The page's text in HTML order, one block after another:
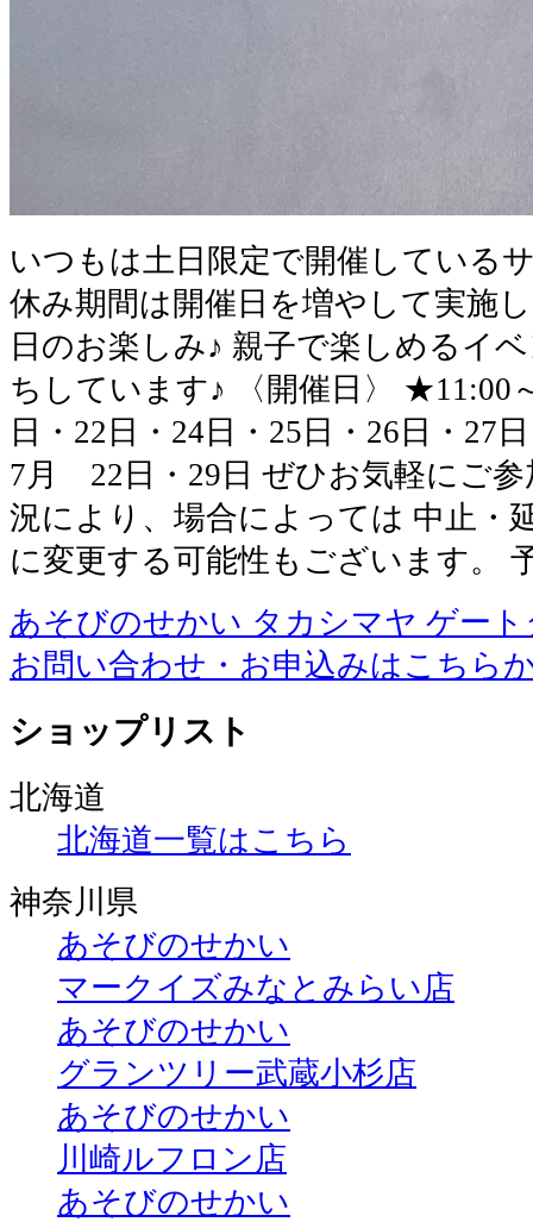
いつもは土日限定で開催している
休み期間は開催日を増やして実施
日のお楽しみ♪ 親子で楽しめるイ
ちしています♪ 〈開催日〉 ★11:00
日・22日・24日・25日・26日・27
7月 22日・29日 ぜひお気軽にご
況により、場合によっては 中止・
に変更する可能性もございます。
あそびのせかい タカシマヤ ゲー
お問い合わせ・お申込みはこちら
ショップリスト
北海道
北海道一覧はこちら
神奈川県
あそびのせかい
マークイズみなとみらい店
あそびのせかい
グランツリー武蔵小杉店
あそびのせかい
川崎ルフロン店
あそびのせかい